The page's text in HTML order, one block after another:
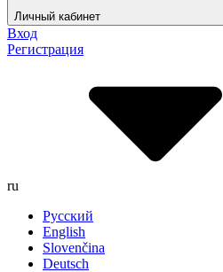
Личный кабинет
Вход
Регистрация
ru
Русский
English
Slovenčina
Deutsch